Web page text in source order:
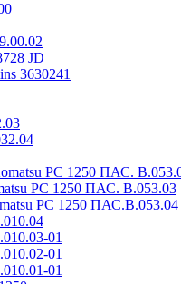
JD
3630241
РС 1250 ПАС.
РС 1250 ПАС. В.053.03
РС 1250 ПАС.В.053.04
01
01
01